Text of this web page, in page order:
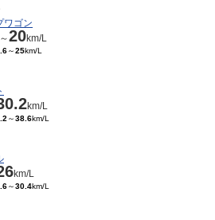
ワゴン
～20km/L
～25km/L
km/L
～38.6km/L
km/L
～30.4km/L